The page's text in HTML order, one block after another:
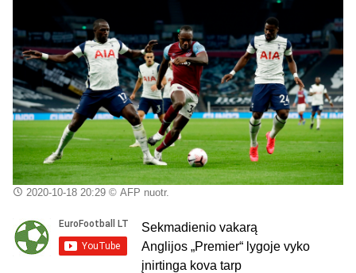
2020-10-18 20:29© AFP nuotr.
Sekmadienio vakarą
Anglijos „Premier“ lygoje vyko
įnirtinga kova tarp